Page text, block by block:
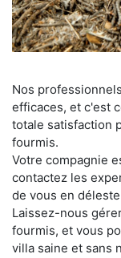
Nos
efficaces, et c'est
totale satisfaction
fourmis.
Votre compagnie
contactez les
de vous en
Laissez-nous
fourmis, et vous
villa saine et sans